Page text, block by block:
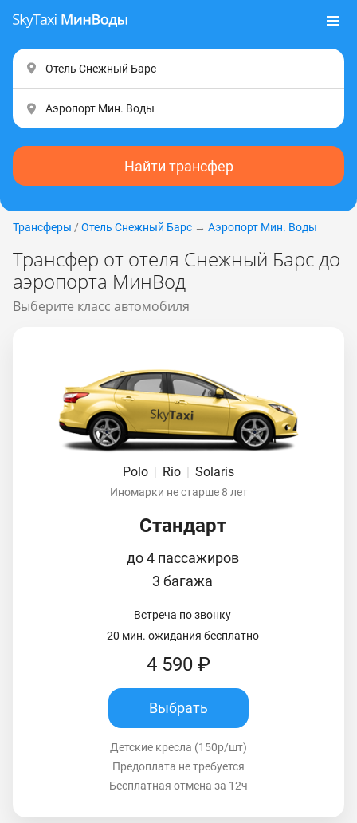
Найти трансфер
Трансферы / Отель Снежный Барс → Аэропорт Мин. Воды
Трансфер от отеля Снежный Барс до
аэропорта МинВод
Выберите класс автомобиля
Polo | Rio | Solaris
Иномарки не старше 8 лет
Стандарт
до 4 пассажиров
3 багажа
Встреча по звонку
20 мин. ожидания бесплатно
4 590 ₽
Выбрать
Детские кресла (150р/шт)
Предоплата не требуется
Бесплатная отмена за 12ч